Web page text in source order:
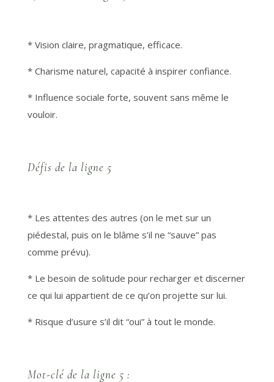
* Vision claire, pragmatique, efficace.
* Charisme naturel, capacité à inspirer confiance.
* Influence sociale forte, souvent sans même le
vouloir.
Défis de la ligne 5
* Les attentes des autres (on le met sur un
piédestal, puis on le blâme s’il ne “sauve” pas
comme prévu).
* Le besoin de solitude pour recharger et discerner
ce qui lui appartient de ce qu’on projette sur lui.
* Risque d’usure s’il dit “oui” à tout le monde.
Mot-clé de la ligne 5 :